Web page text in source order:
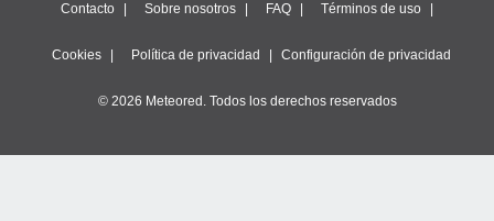
Contacto Sobre nosotros FAQ Términos de uso
Cookies Política de privacidad Configuración de privacidad
© 2026 Meteored. Todos los derechos reservados